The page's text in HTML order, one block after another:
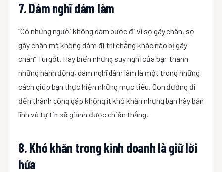
7. Dám nghĩ dám làm
“Có những người không dám bước đi vì sợ gãy chân, sợ
gãy chân mà không dám đi thì chẳng khác nào bị gãy
chân” Turgốt. Hãy biến những suy nghĩ của bạn thành
những hành động, dám nghĩ dám làm là một trong những
cách giúp bạn thực hiện những mục tiêu. Con đường đi
đến thành công gặp không ít khó khăn nhưng bạn hãy bản
lĩnh và tự tin sẽ giành được chiến thắng.
8. Khó khăn trong kinh doanh là giữ lời
hứa